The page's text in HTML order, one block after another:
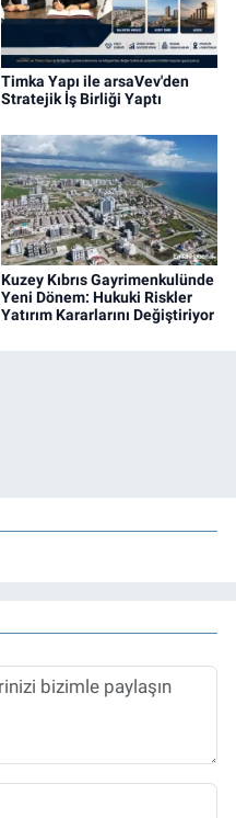
Timka Yapı ile arsaVev'den
Stratejik İş Birliği Yaptı
Kuzey Kıbrıs Gayrimenkulünde
Yeni Dönem: Hukuki Riskler
Yatırım Kararlarını Değiştiriyor